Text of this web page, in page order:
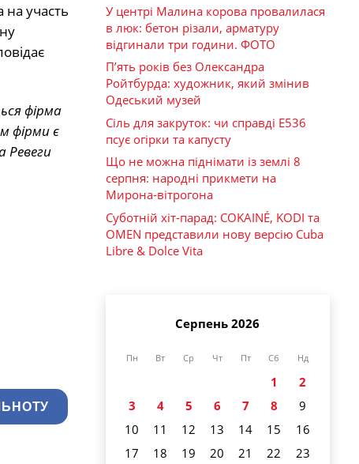
на участь
фірма
фірми є
Ревеги
У центрі Малина корова провалилася
в люк: бетон різали, арматуру
відгинали три години. ФОТО
П’ять років без Олександра
Ройтбурда: художник, який змінив
Одеський музей
Сіль для закруток: чи справді Е536
псує огірки та капусту
Що не можна піднімати із землі 8
серпня: народні прикмети на
Мирона-вітрогона
Суботній хіт-парад: COKAINÉ, KODI та
OMEN представили нову версію Cuba
Libre & Dolce Vita
Серпень 2026
Пн Вт Ср Чт Пт Сб Нд
1
2
3
4 5 6 7 8
9
10
11 12 13 14 15
16
17
18 19 20 21 22
23